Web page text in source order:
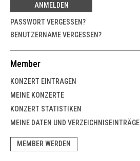
ANMELDEN
PASSWORT VERGESSEN?
BENUTZERNAME VERGESSEN?
Member
KONZERT EINTRAGEN
MEINE KONZERTE
KONZERT STATISTIKEN
MEINE DATEN UND VERZEICHNISEINTRÄGE
MEMBER WERDEN